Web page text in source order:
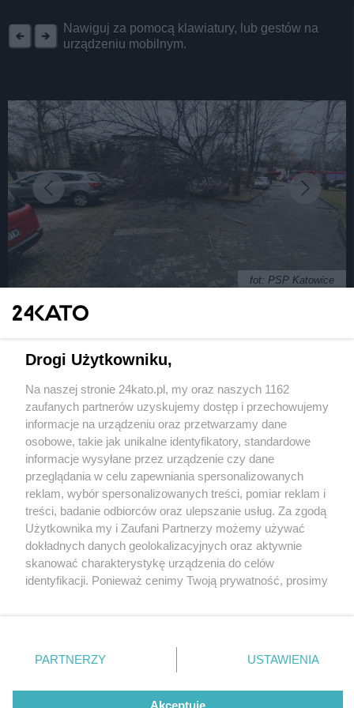
Nawiguj za pomocą klawiatury, lub gestów na
urządzeniu mobilnym.
fot: PSP Katowice
zalane drogi w Katowicach
7 / 7
Interwencja straży na
Tysiącleciu
Interwencja straży na Tysiącleciu, Katowice, 17 lutego
2022
Wróć do artykułu:
Wydawca mediów lokalnych
Nie zapomnij
zapoznać się z:
polityką prywatności regulamin korzystania z portali
Twojemiasto
Piekary Śląskie
Chorzów
Tarnowskie Góry
Gliwice
Skontakuj sięz nami
Kontakt
Wydawca
Redakcja
Drogi Użytkowniku,
Na naszej stronie 24kato.pl, my oraz naszych 1162
zaufanych partnerów uzyskujemy dostęp i przechowujemy
informacje na urządzeniu oraz przetwarzamy dane
osobowe, takie jak unikalne identyfikatory, standardowe
informacje wysyłane przez urządzenie czy dane
przeglądania w celu zapewniania spersonalizowanych
reklam, wybór spersonalizowanych treści, pomiar reklam i
treści, badanie odbiorców oraz ulepszanie usług. Za zgodą
Użytkownika my i Zaufani Partnerzy możemy używać
dokładnych danych geolokalizacyjnych oraz aktywnie
skanować charakterystykę urządzenia do celów
identyfikacji. Ponieważ cenimy Twoją prywatność, prosimy
prywatności znajdujący się w lewym dolnym rogu strony
. Niektóre rodzaje przetwarzania danych nie wymagają
zgody użytkownika, ale masz prawo sprzeciwić się
takiemu przetwarzaniu. Preferencje będą miały
PARTNERZY USTAWIENIA
Akceptuję